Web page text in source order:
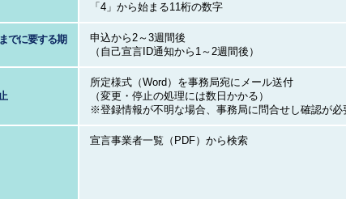
「4」から始まる11桁の数字
でに要する期
申込から2～3週間後
（自己宣言ID通知から1～2週間後）
所定様式（Word）を事務局宛にメール送付
（変更・停止の処理には数日かかる）
※登録情報が不明な場合、事務局に問合せし確認が必
宣言事業者一覧（PDF）から検索